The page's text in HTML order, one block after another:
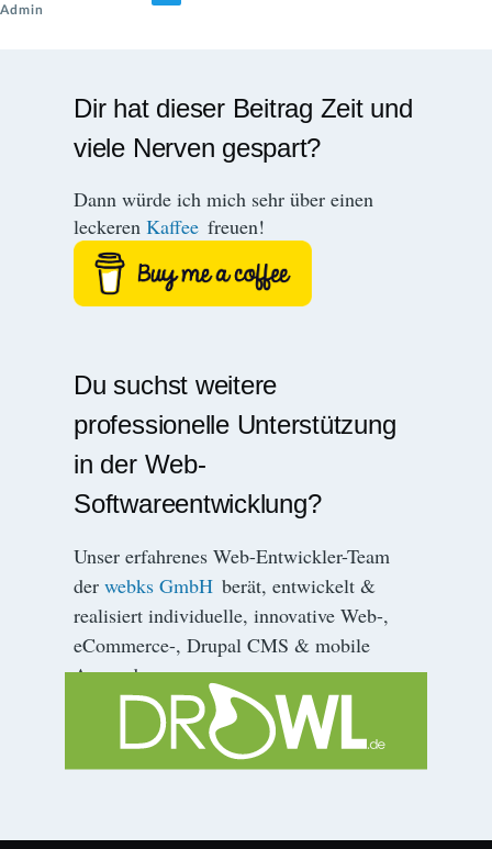
Admin
Dir hat dieser Beitrag Zeit und
viele Nerven gespart?
Dann würde ich mich sehr über einen
leckerenKaffee freuen!
Du suchst weitere
professionelle Unterstützung
in der Web-
Softwareentwicklung?
Unser erfahrenes Web-Entwickler-Team
derwebks GmbH berät, entwickelt &
realisiert individuelle, innovative Web-,
eCommerce-, Drupal CMS & mobile
Anwendungen.